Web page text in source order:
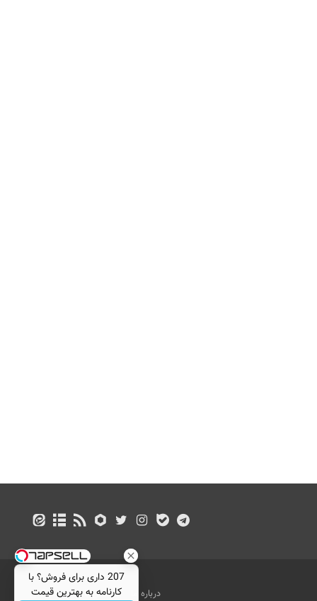
درباره ما تماس با ما بازرگانی
207 داری برای فروش؟ با
کارنامه به بهترین قیمت